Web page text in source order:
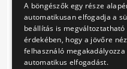
Eljárás száma
Ajánlattételi
határidő
A böngészők egy része
automatikusan elfogadja a
beállítás is megváltoztatható
érdekében, hogy a jövőre
felhasználó megakadályozza
automatikus elfogadást.